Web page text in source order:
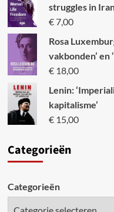
struggles in
€7,00
Rosa
vakbonden’
€18,00
Lenin:
kapitalisme’
€15,00
Categorieën
Categorieën